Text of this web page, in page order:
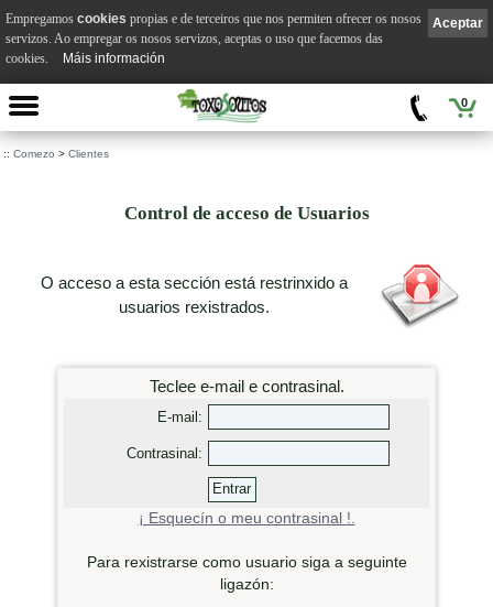
0
:: Comezo > Clientes
Control de acceso de Usuarios
O acceso a esta sección está restrinxido a
usuarios rexistrados.
Teclee e-mail e contrasinal.
E-mail:
Contrasinal:
¡ Esquecín o meu contrasinal !.
Para rexistrarse como usuario siga a seguinte
ligazón:
Aceptar
Empregamos cookies propias e de terceiros que nos permiten ofrecer os nosos
servizos. Ao empregar os nosos servizos, aceptas o uso que facemos das
cookies.
Máis información